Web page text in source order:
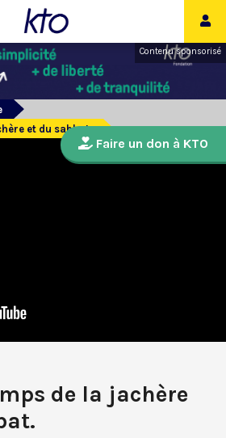
Contenu sponsorisé
et du sabbat.
de la jachère
Faire un don à KTO